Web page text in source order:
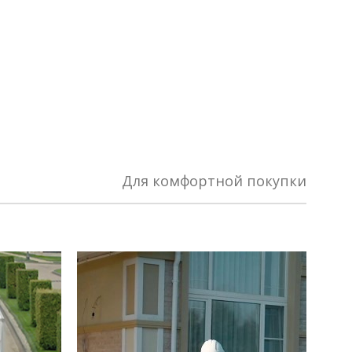
Для комфортной покупки